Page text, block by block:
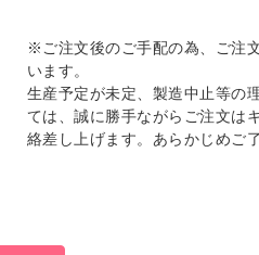
※ご注文後のご手配の為、ご注
います。
生産予定が未定、製造中止等の
ては、誠に勝手ながらご注文は
絡差し上げます。あらかじめご